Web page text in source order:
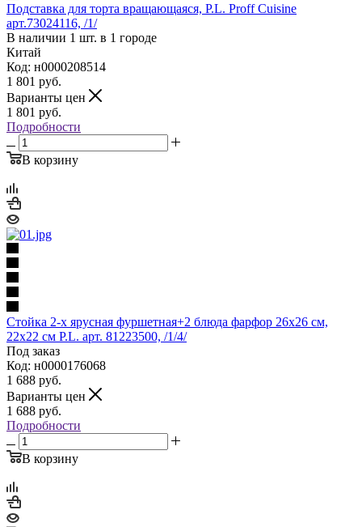
Подставка для торта вращающаяся, P.L. Proff Cuisine
арт.73024116, /1/
В наличии 1 шт. в 1 городе
Китай
Код: н0000208514
1 801 руб.
Варианты цен
1 801 руб.
Подробности
В корзину
Стойка 2-х ярусная фуршетная+2 блюда фарфор 26х26 см,
22х22 см P.L. арт. 81223500, /1/4/
Под заказ
Код: н0000176068
1 688 руб.
Варианты цен
1 688 руб.
Подробности
В корзину